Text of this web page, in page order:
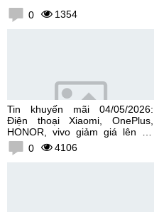
0 1354
Tin khuyến mãi 04/05/2026:
Điện thoại Xiaomi, OnePlus,
HONOR, vivo giảm giá lên tới
300K0 4106